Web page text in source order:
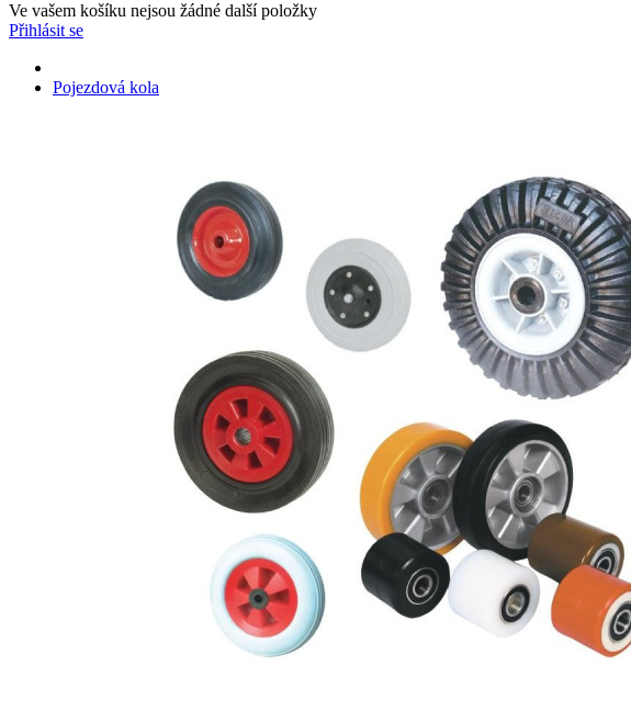
Ve vašem košíku nejsou žádné další položky
Přihlásit se
Pojezdová kola